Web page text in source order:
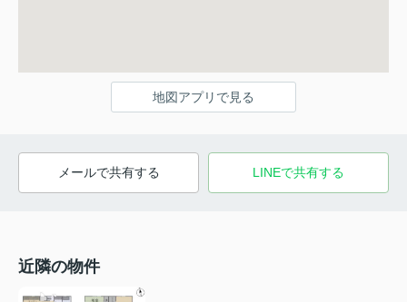
地図アプリで見る
メールで共有する LINEで共有する
近隣の物件